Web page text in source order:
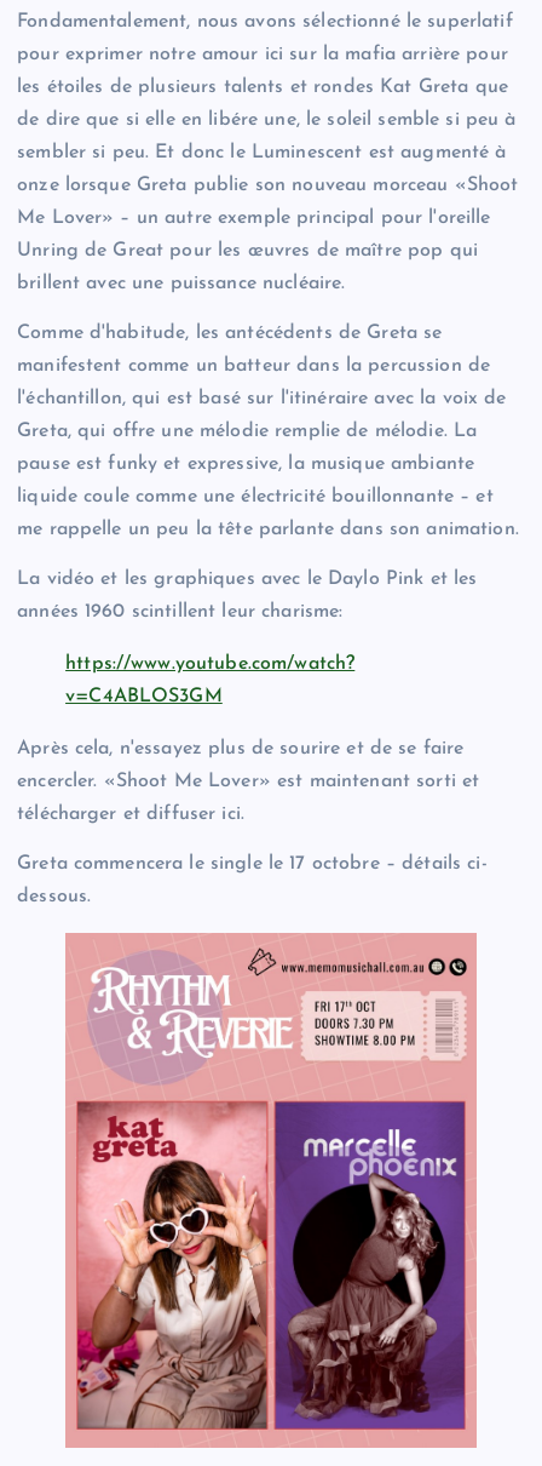
Fondamentalement, nous avons sélectionné le superlatif
pour exprimer notre amour ici sur la mafia arrière pour
les étoiles de plusieurs talents et rondes Kat Greta que
de dire que si elle en libére une, le soleil semble si peu à
sembler si peu. Et donc le Luminescent est augmenté à
onze lorsque Greta publie son nouveau morceau «Shoot
Me Lover» – un autre exemple principal pour l'oreille
Unring de Great pour les œuvres de maître pop qui
brillent avec une puissance nucléaire.
Comme d'habitude, les antécédents de Greta se
manifestent comme un batteur dans la percussion de
l'échantillon, qui est basé sur l'itinéraire avec la voix de
Greta, qui offre une mélodie remplie de mélodie. La
pause est funky et expressive, la musique ambiante
liquide coule comme une électricité bouillonnante – et
me rappelle un peu la tête parlante dans son animation.
La vidéo et les graphiques avec le Daylo Pink et les
années 1960 scintillent leur charisme:
https://www.youtube.com/watch?
v=C4ABLOS3GM
Après cela, n'essayez plus de sourire et de se faire
encercler. «Shoot Me Lover» est maintenant sorti et
télécharger et diffuser ici.
Greta commencera le single le 17 octobre – détails ci-
dessous.